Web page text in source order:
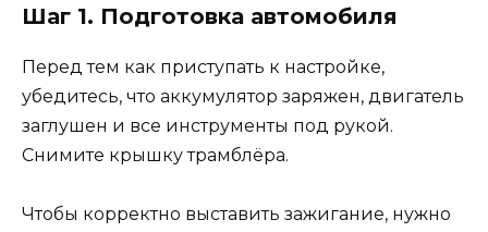
Шаг 1. Подготовка автомобиля
Перед тем как приступать к настройке,
убедитесь, что аккумулятор заряжен, двигатель
заглушен и все инструменты под рукой.
Снимите крышку трамблёра.
Чтобы корректно выставить зажигание, нужно